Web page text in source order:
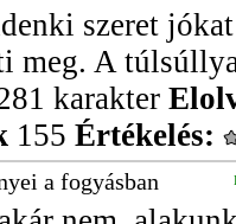
szeret
meg. A
karakter
155 Értékelés:
a fogyásban